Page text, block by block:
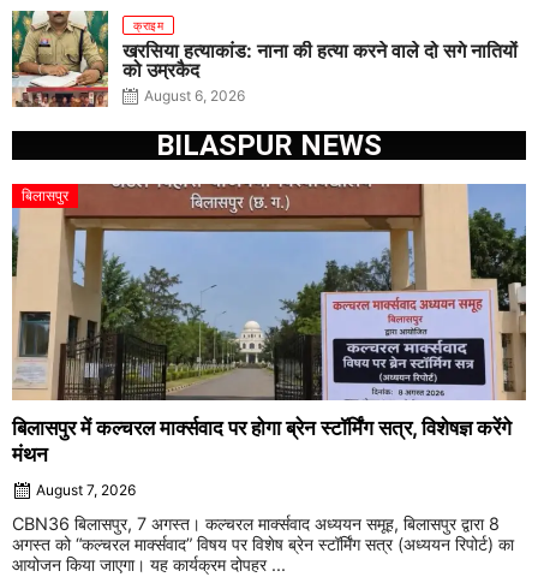
क्राइम
खरसिया हत्याकांड: नाना की हत्या करने वाले दो सगे नातियों
को उम्रकैद
August 6, 2026
BILASPUR NEWS
बिलासपुर
बिलासपुर में कल्चरल मार्क्सवाद पर होगा ब्रेन स्टॉर्मिंग सत्र, विशेषज्ञ करेंगे
मंथन
August 7, 2026
CBN36 बिलासपुर, 7 अगस्त। कल्चरल मार्क्सवाद अध्ययन समूह, बिलासपुर द्वारा 8
अगस्त को “कल्चरल मार्क्सवाद” विषय पर विशेष ब्रेन स्टॉर्मिंग सत्र (अध्ययन रिपोर्ट) का
आयोजन किया जाएगा। यह कार्यक्रम दोपहर ...